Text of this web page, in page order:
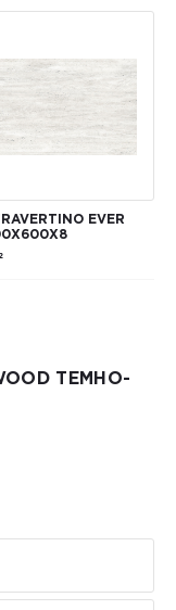
EVER
ТЕМНО-